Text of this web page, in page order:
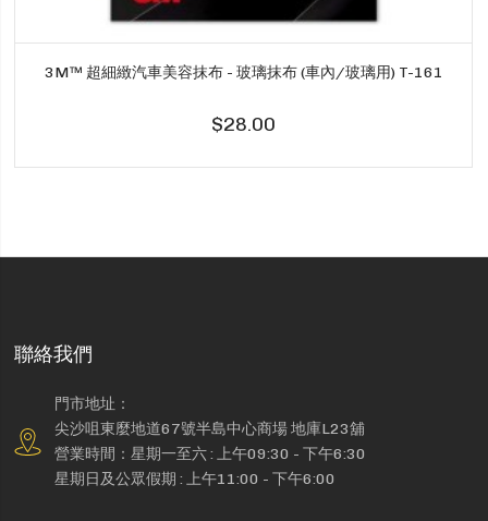
3M™ 超細緻汽車美容抹布 - 玻璃抹布 (車內/玻璃用) T-161
$28.00
聯絡我們
門市地址：
尖沙咀東麼地道67號半島中心商場 地庫L23舖
營業時間：星期一至六 : 上午09:30 - 下午6:30
星期日及公眾假期 : 上午11:00 - 下午6:00